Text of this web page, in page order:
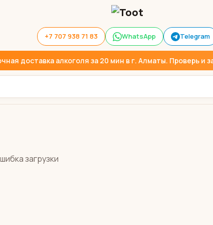
+7 707 938 71 83 WhatsApp Telegram
доставка алкоголя за 20 мин в г. Алматы. Проверь и
загрузки